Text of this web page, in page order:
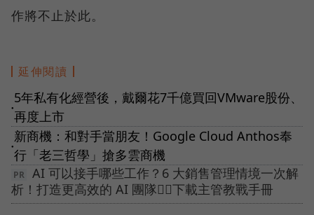
作將不止於此。
延伸閱讀
●
5年私有化經營後，戴爾花7千億買回VMware股份、
再度上市
●
新商機：和對手當朋友！Google Cloud Anthos奉
行「老三哲學」搶多雲商機
AI 可以接手哪些工作？6 大銷售管理情境一次解
析！打造更高效的 AI 團隊👉🏻下載主管教戰手冊